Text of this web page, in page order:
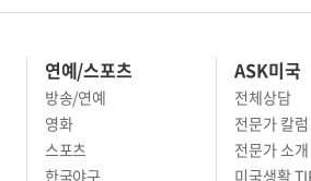
연예/스포츠
방송/연예
영화
ASK미국
전체상담
전문가 칼럼